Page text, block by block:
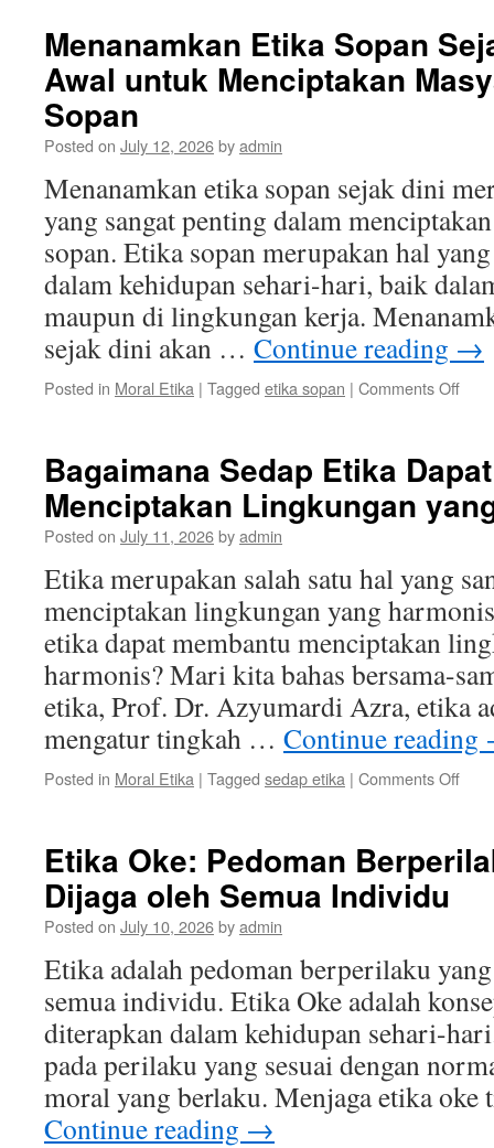
dan
Menanamkan Etika Sopan
Awal untuk Menciptakan
Sopan
Posted on July 12, 2026byadmin
Menanamkan etika sopan sejak dini
yang sangat penting dalam
sopan. Etika sopan merupakan hal
dalam kehidupan sehari-hari, baik
maupun di lingkungan kerja.
sejak dini akan … Continue reading →
Posted in Moral Etika | Tagged etika sopan | Comments Offon
Dini:
yang
Bagaimana Sedap Etika
Menciptakan Lingkungan
Posted on July 11, 2026byadmin
Etika merupakan salah satu hal yang
menciptakan lingkungan yang
etika dapat membantu menciptakan
harmonis? Mari kita bahas bersama-
etika, Prof. Dr. Azyumardi Azra, etika
mengatur tingkah … Continue reading
Posted in Moral Etika | Tagged sedap etika | Comments Offon
Etika Oke: Pedoman
Dijaga oleh Semua Individu
Posted on July 10, 2026byadmin
Etika adalah pedoman berperilaku
semua individu. Etika Oke adalah
diterapkan dalam kehidupan sehari-
pada perilaku yang sesuai dengan
moral yang berlaku. Menjaga etika
Continue reading →